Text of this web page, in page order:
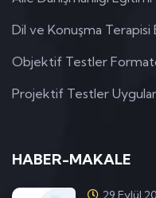
Dil ve Konuşma Terapisi
Objektif Testler
Projektif Testler
HABER-MAKALE
29 Eylül